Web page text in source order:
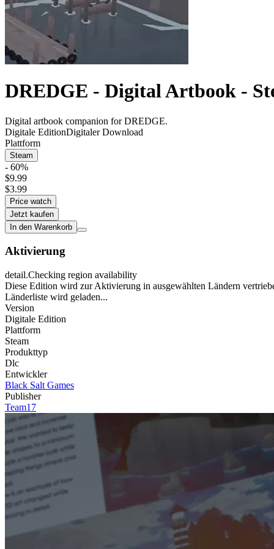
DREDGE - Digital Artbook -
Digital artbook companion for DREDGE.
Digitale EditionDigitaler Download
Plattform
Steam
- 60%
$9.99
$3.99
Price watch
Jetzt kaufen
In den Warenkorb
Aktivierung
detail.Checking region availability
Diese Edition wird zur Aktivierung in ausgewählten Ländern
Länderliste wird geladen...
Version
Digitale Edition
Plattform
Steam
Produkttyp
Dlc
Entwickler
Black Salt Games
Publisher
Team17